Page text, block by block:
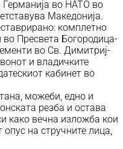
Германија во НАТО во
Македонија.
комплетно
во Пресвета Богородица-
во Св. Димитриј-
и владичките
кабинет во
можеби, едно и
резба и остава
како вечна изложба кои
на стручните лица,